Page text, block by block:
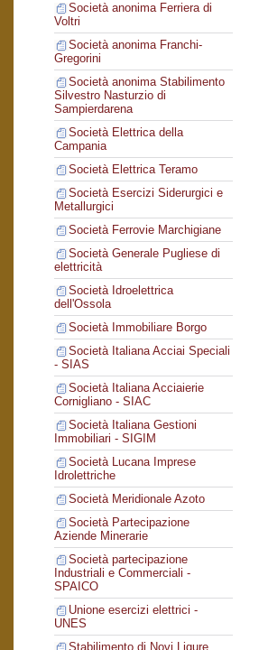
Società anonima Ferriera di
Voltri
Società anonima Franchi-
Gregorini
Società anonima Stabilimento
Silvestro Nasturzio di
Sampierdarena
Società Elettrica della
Campania
Società Elettrica Teramo
Società Esercizi Siderurgici e
Metallurgici
Società Ferrovie Marchigiane
Società Generale Pugliese di
elettricità
Società Idroelettrica
dell'Ossola
Società Immobiliare Borgo
Società Italiana Acciai Speciali
- SIAS
Società Italiana Acciaierie
Cornigliano - SIAC
Società Italiana Gestioni
Immobiliari - SIGIM
Società Lucana Imprese
Idrolettriche
Società Meridionale Azoto
Società Partecipazione
Aziende Minerarie
Società partecipazione
Industriali e Commerciali -
SPAICO
Unione esercizi elettrici -
UNES
Stabilimento di Novi Ligure